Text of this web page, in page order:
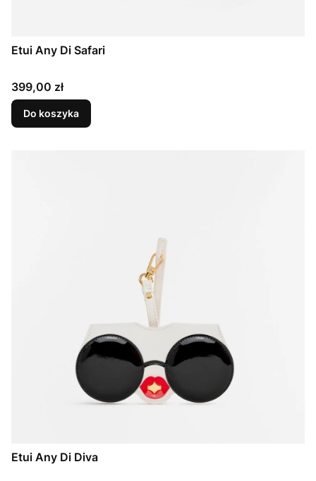
Etui Any Di Safari
Cena
399,00 zł
Do koszyka
Etui Any Di Diva